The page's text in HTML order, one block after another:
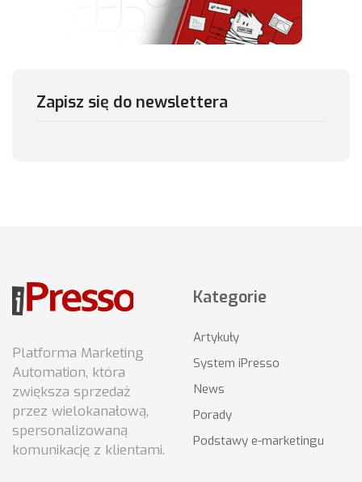
Zapisz się do newslettera
Platforma Marketing
Automation, która
zwiększa sprzedaż
przez wielokanałową,
spersonalizowaną
komunikację z klientami.
Kategorie
Artykuły
System iPresso
News
Porady
Podstawy e-marketingu